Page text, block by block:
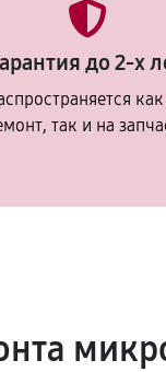
до 2-х
так и на